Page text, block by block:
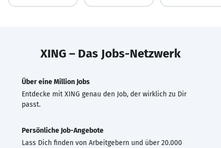
XING – Das Jobs-Netzwerk
Über eine Million Jobs
Entdecke mit XING genau den Job, der wirklich zu Dir
passt.
Persönliche Job-Angebote
Lass Dich finden von Arbeitgebern und über 20.000